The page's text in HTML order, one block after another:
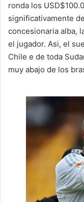
ronda los
significativamente
concesionaria alba,
el jugador. Asi, el
Chile e de toda
muy abajo de los